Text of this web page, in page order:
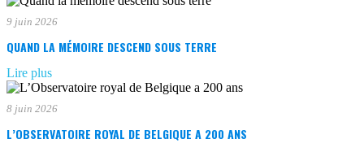
9 juin 2026
QUAND LA MÉMOIRE DESCEND SOUS TERRE
Lire plus
8 juin 2026
L’OBSERVATOIRE ROYAL DE BELGIQUE A 200 ANS